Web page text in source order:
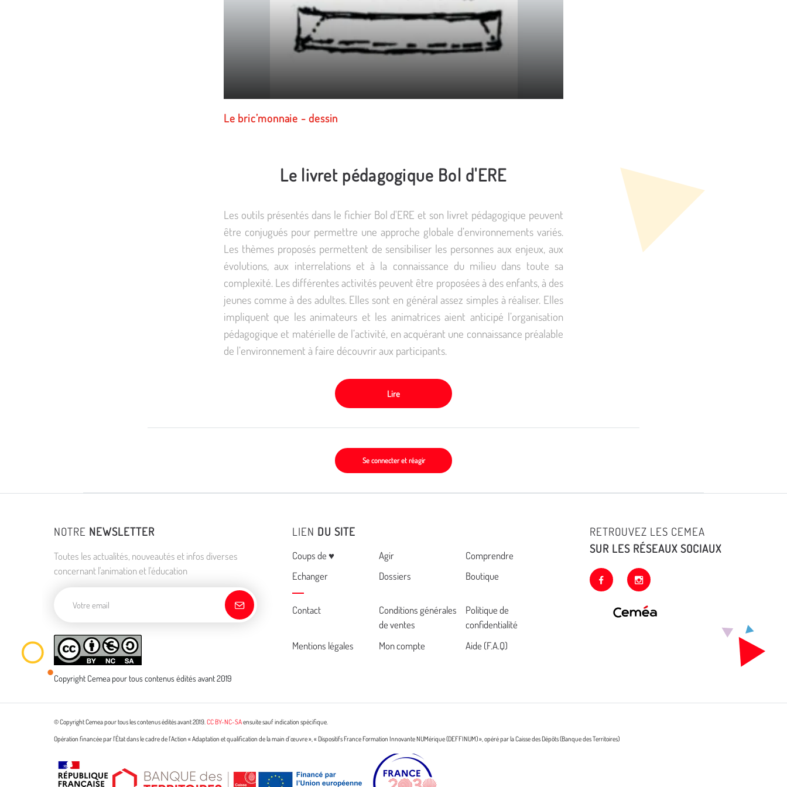
Le bric’monnaie - dessin
Le livret pédagogique Bol d'ERE
Les outils présentés dans le fichier Bol d'ERE et son livret pédagogique peuvent
être conjugués pour permettre une approche globale d’environnements variés.
Les thèmes proposés permettent de sensibiliser les personnes aux enjeux, aux
évolutions, aux interrelations et à la connaissance du milieu dans toute sa
complexité. Les différentes activités peuvent être proposées à des enfants, à des
jeunes comme à des adultes. Elles sont en général assez simples à réaliser. Elles
impliquent que les animateurs et les animatrices aient anticipé l’organisation
pédagogique et matérielle de l’activité, en acquérant une connaissance préalable
de l’environnement à faire découvrir aux participants.
Lire
Se connecter et réagir
NOTRE NEWSLETTER
Toutes les actualités, nouveautés et infos diverses
concernant l'animation et l'éducation
Copyright Cemea pour tous contenus édités avant 2019
LIEN DU SITE
Menu
Coups de ♥ Agir
Comprendre
Echanger
Dossiers Boutique
Cemea
footer
Contact
Conditions générales
de ventes
Politique de
confidentialité
Mentions légales
Mon compte Aide (F.A.Q)
RETROUVEZ LES CEMEA
SUR LES RÉSEAUX SOCIAUX
facebook instagram
© Copyright Cemea pour tous les contenus édités avant 2019.CC BY-NC-SAensuite sauf indication spécifique.
Opération financée par l’État dans le cadre de l’Action « Adaptation et qualification de la main d’œuvre », « Dispositifs France Formation Innovante NUMérique (DEFFINUM) », opéré par la Caisse des Dépôts (Banque des Territoires)